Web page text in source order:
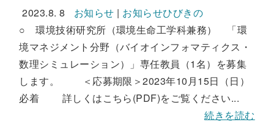
2023.8. 8 お知らせ | お知らせひびきの
○ 環境技術研究所（環境生命工学科兼務） 「環
境マネジメント分野（バイオインフォマティクス・
数理シミュレーション）」専任教員（1名）を募集
します。 ＜応募期限＞2023年10月15日（日）
必着 詳しくはこちら(PDF)をご覧ください...
続きを読む